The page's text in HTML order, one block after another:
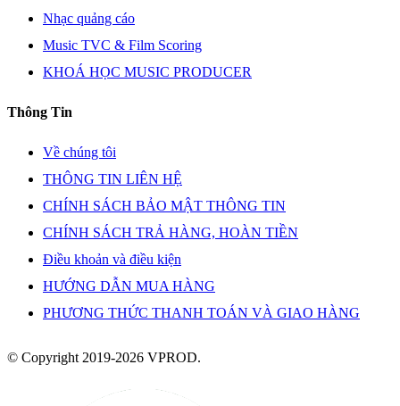
Nhạc quảng cáo
Music TVC & Film Scoring
KHOÁ HỌC MUSIC PRODUCER
Thông Tin
Về chúng tôi
THÔNG TIN LIÊN HỆ
CHÍNH SÁCH BẢO MẬT THÔNG TIN
CHÍNH SÁCH TRẢ HÀNG, HOÀN TIỀN
Điều khoản và điều kiện
HƯỚNG DẪN MUA HÀNG
PHƯƠNG THỨC THANH TOÁN VÀ GIAO HÀNG
© Copyright 2019-2026 VPROD.